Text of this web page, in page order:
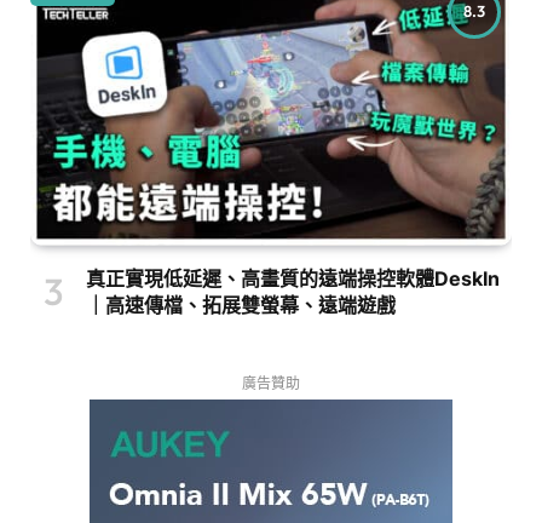
8.3
真正實現低延遲、高畫質的遠端操控軟體DeskIn
｜高速傳檔、拓展雙螢幕、遠端遊戲
廣告贊助